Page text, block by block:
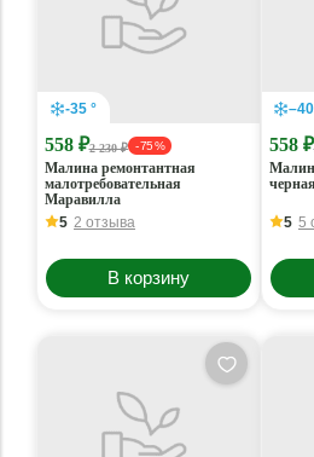
-35 °
558 ₽2 230 ₽ - 75 %
Малина ремонтантная
малотребовательная
Маравилла
5 2 отзыва
В корзину
558 ₽
5 5